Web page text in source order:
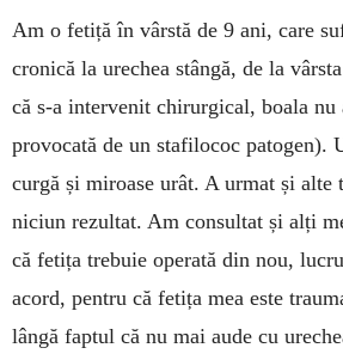
Am o fetiță în vârstă de 9 ani, care
cronică la ure­chea stângă, de la
că s-a intervenit chirurgical, boa­la nu
provocată de un sta­fi­lo­coc patogen).
curgă și miroa­se urât. A ur­mat și alte
niciun rezultat. Am consultat și alți
că fetița trebuie ope­rată din nou,
acord, pentru că fetița mea este
lângă faptul că nu mai aude cu